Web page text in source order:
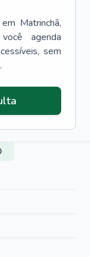
em Matrinchã,
agenda
sem